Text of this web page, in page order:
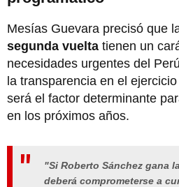
Mesías Guevara precisó que
segunda vuelta tienen un
necesidades urgentes del
la transparencia en el ejercicio
será el factor determinante
en los próximos años.
"Si Roberto Sánchez gana
deberá comprometerse a